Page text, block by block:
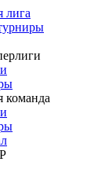
лига
команда